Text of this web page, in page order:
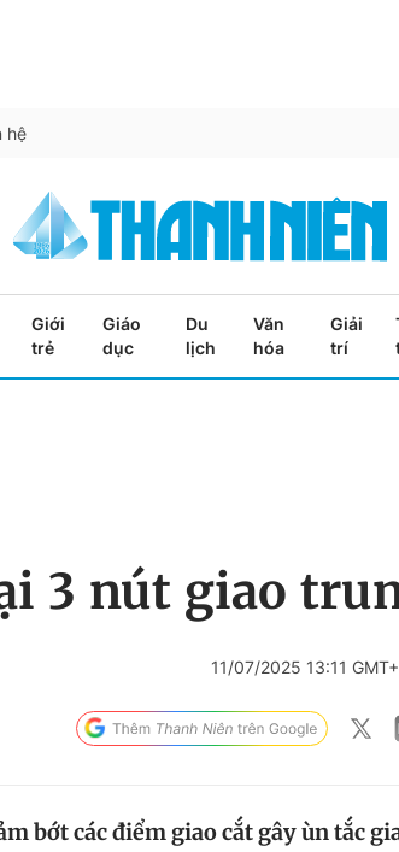
hệ
Giới
trẻ
Giáo
dục
Du
lịch
Văn
hóa
Giải
trí
3 nút giao
11/07/2025 13:11
bớt các điểm giao cắt gây ùn tắc